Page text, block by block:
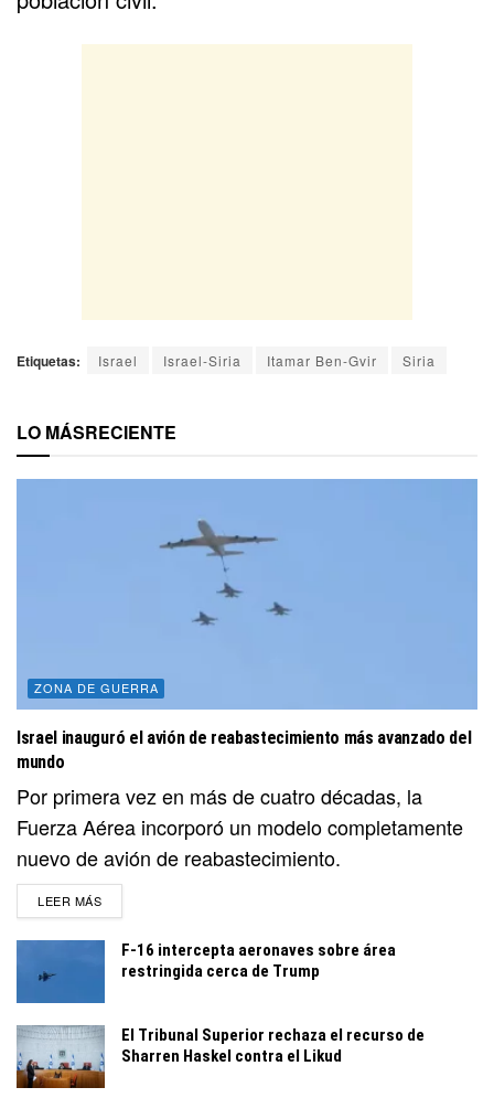
Etiquetas: Israel Israel-Siria Itamar Ben-Gvir Siria
LO MÁSRECIENTE
ZONA DE GUERRA
Israel inauguró el avión de reabastecimiento más avanzado del
mundo
Por primera vez en más de cuatro décadas, la
Fuerza Aérea incorporó un modelo completamente
nuevo de avión de reabastecimiento.
LEER MÁSDETAILS
F-16 intercepta aeronaves sobre área
restringida cerca de Trump
El Tribunal Superior rechaza el recurso de
Sharren Haskel contra el Likud